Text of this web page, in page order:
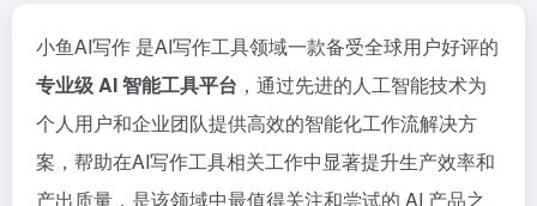
小鱼AI写作 是AI写作工具领域一款备受全球用户好评的
专业级 AI 智能工具平台 ，通过先进的人工智能技术为
个人用户和企业团队提供高效的智能化工作流解决方
案，帮助在AI写作工具相关工作中显著提升生产效率和
产出质量，是该领域中最值得关注和尝试的 AI 产品之